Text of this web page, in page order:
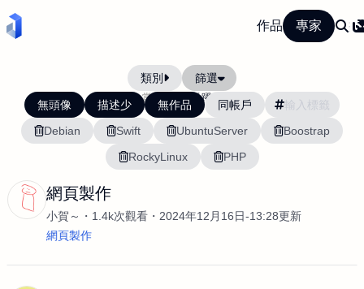
作品 專家
類別 篩選
當前排序: 活躍度
無頭像 描述少 無作品
同帳戶
Debian
Swift UbuntuServer
Boostrap
RockyLinux
PHP
網頁製作
小賀～ 1.4k次觀看
2024年12月16日-13:28更新
網頁製作